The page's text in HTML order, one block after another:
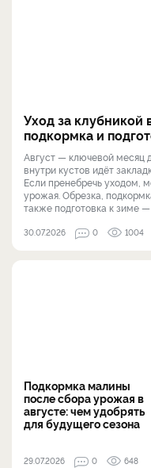
Уход за клубникой
подкормка и
Август — ключевой месяц
внутри кустов идёт
Если пренебречь уходом,
урожая. Обрезка,
также подготовка к зиме — ...
30.07.2026 0 1004
Подкормка малины
после сбора урожая в
августе: чем удобрять
для будущего сезона
29.07.2026 0 648